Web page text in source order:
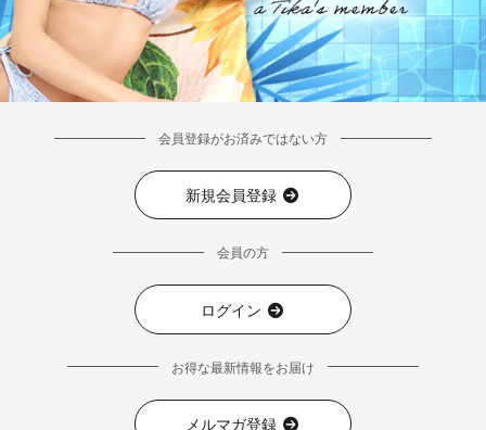
会員登録がお済みではない方
新規会員登録
会員の方
ログイン
お得な最新情報をお届け
メルマガ登録